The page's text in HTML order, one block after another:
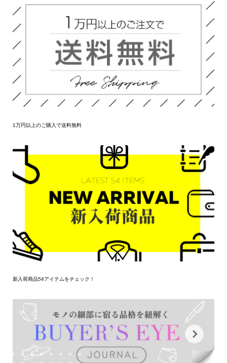
1万円以上のご購入で送料無料
新入荷商品54アイテムをチェック！